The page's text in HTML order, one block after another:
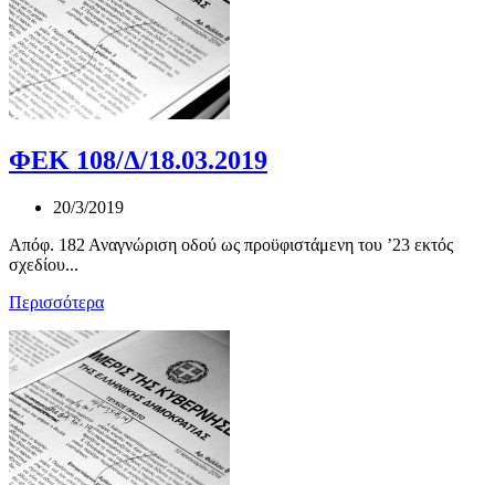
ΦΕΚ 108/Δ/18.03.2019
20/3/2019
Απόφ. 182 Αναγνώριση οδού ως προϋφιστάμενη του ’23 εκτός
σχεδίου...
Περισσότερα